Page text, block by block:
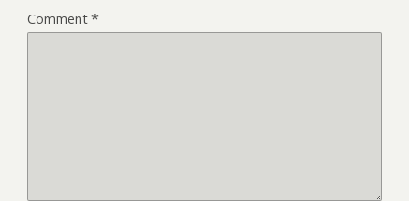
Comment *